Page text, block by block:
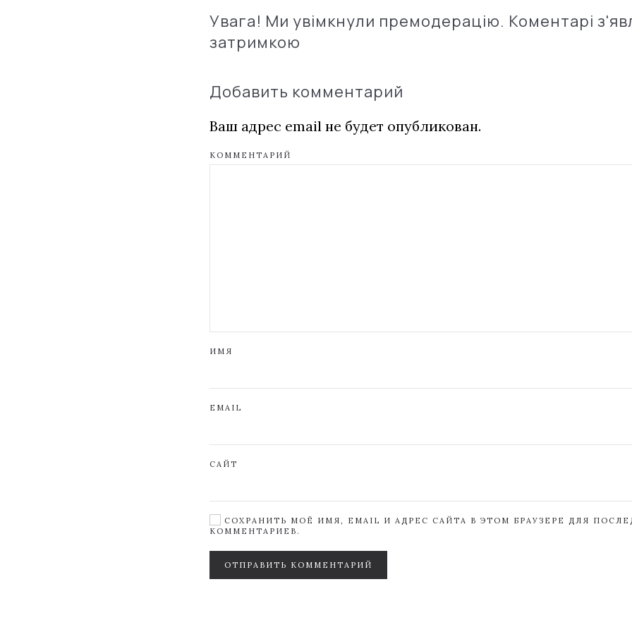
Увага! Ми увімкнули премодерацію. Коментарі
затримкою
Добавить комментарий
Ваш адрес email не будет опубликован.
КОММЕНТАРИЙ
ИМЯ
EMAIL
САЙТ
СОХРАНИТЬ МОЁ ИМЯ, EMAIL И АДРЕС САЙТА В ЭТОМ БРАУЗЕРЕ ДЛЯ
КОММЕНТАРИЕВ.
ОТПРАВИТЬ КОММЕНТАРИЙ